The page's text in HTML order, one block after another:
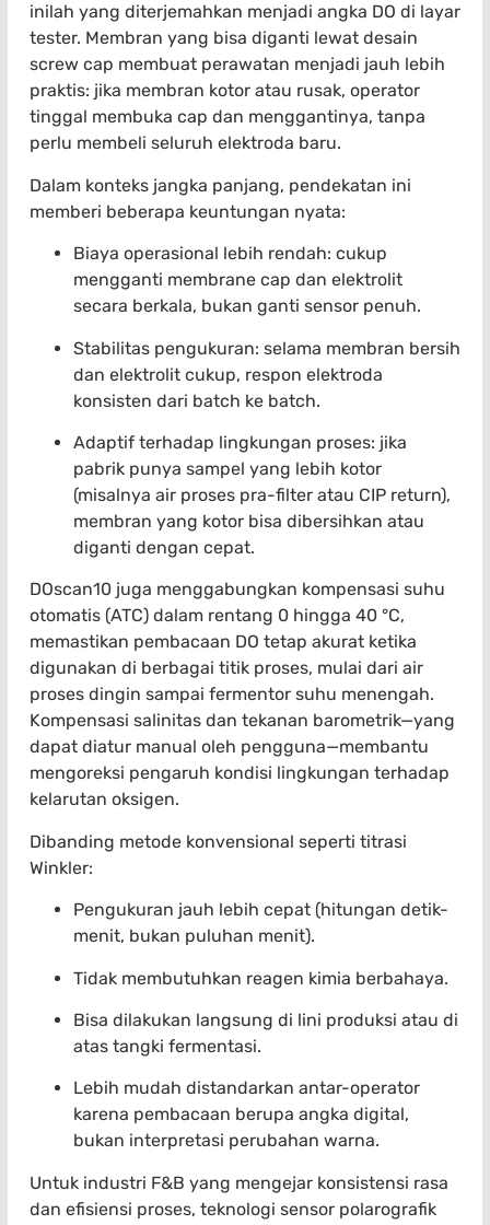
inilah yang diterjemahkan menjadi angka DO di layar
tester. Membran yang bisa diganti lewat desain
screw cap membuat perawatan menjadi jauh lebih
praktis: jika membran kotor atau rusak, operator
tinggal membuka cap dan menggantinya, tanpa
perlu membeli seluruh elektroda baru.
Dalam konteks jangka panjang, pendekatan ini
memberi beberapa keuntungan nyata:
Biaya operasional lebih rendah: cukup
mengganti membrane cap dan elektrolit
secara berkala, bukan ganti sensor penuh.
Stabilitas pengukuran: selama membran bersih
dan elektrolit cukup, respon elektroda
konsisten dari batch ke batch.
Adaptif terhadap lingkungan proses: jika
pabrik punya sampel yang lebih kotor
(misalnya air proses pra-filter atau CIP return),
membran yang kotor bisa dibersihkan atau
diganti dengan cepat.
DOscan10 juga menggabungkan kompensasi suhu
otomatis (ATC) dalam rentang 0 hingga 40 °C,
memastikan pembacaan DO tetap akurat ketika
digunakan di berbagai titik proses, mulai dari air
proses dingin sampai fermentor suhu menengah.
Kompensasi salinitas dan tekanan barometrik—yang
dapat diatur manual oleh pengguna—membantu
mengoreksi pengaruh kondisi lingkungan terhadap
kelarutan oksigen.
Dibanding metode konvensional seperti titrasi
Winkler:
Pengukuran jauh lebih cepat (hitungan detik-
menit, bukan puluhan menit).
Tidak membutuhkan reagen kimia berbahaya.
Bisa dilakukan langsung di lini produksi atau di
atas tangki fermentasi.
Lebih mudah distandarkan antar-operator
karena pembacaan berupa angka digital,
bukan interpretasi perubahan warna.
Untuk industri F&B yang mengejar konsistensi rasa
dan efisiensi proses, teknologi sensor polarografik